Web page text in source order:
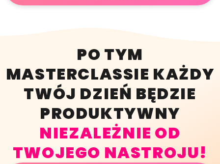
PO TYM
MASTERCLASSIE KAŻDY
TWÓJ DZIEŃ BĘDZIE
PRODUKTYWNY
NIEZALEŻNIE OD
TWOJEGO NASTROJU!